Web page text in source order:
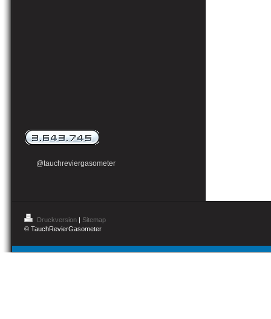
@tauchreviergasometer
Druckversion | Sitemap
© TauchRevierGasometer